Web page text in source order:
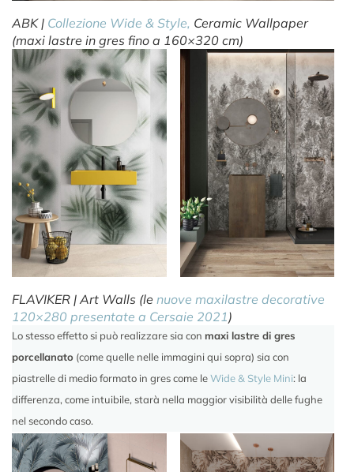
ABK | Collezione Wide & Style, Ceramic Wallpaper
(maxi lastre in gres fino a 160×320 cm)
FLAVIKER | Art Walls (le nuove maxilastre decorative
120×280 presentate a Cersaie 2021 )
Lo stesso effetto si può realizzare sia con maxi lastre di gres
porcellanato (come quelle nelle immagini qui sopra) sia con
piastrelle di medio formato in gres come leWide & Style Mini: la
differenza, come intuibile, starà nella maggior visibilità delle fughe
nel secondo caso.